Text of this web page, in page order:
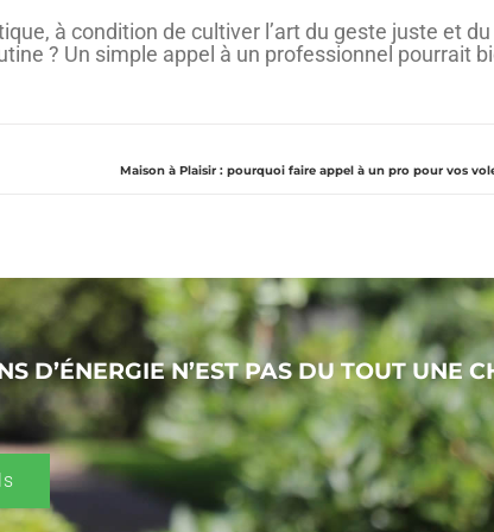
à condition de cultiver l’art du geste juste et
? Un simple appel à un professionnel pourrait
Maison à Plaisir : pourquoi faire appel à un pro pour vos
D’ÉNERGIE N’EST PAS DU TOUT UNE